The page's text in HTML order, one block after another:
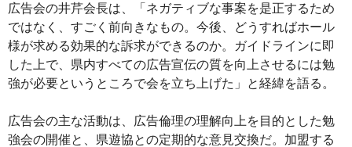
広告会の井芹会長は、「ネガティブな事案を是正するため
ではなく、すごく前向きなもの。今後、どうすればホール
様が求める効果的な訴求ができるのか。ガイドラインに即
した上で、県内すべての広告宣伝の質を向上させるには勉
強が必要というところで会を立ち上げた」と経緯を語る。
広告会の主な活動は、広告倫理の理解向上を目的とした勉
強会の開催と、県遊協との定期的な意見交換だ。加盟する